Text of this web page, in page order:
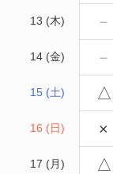
13 (木) －
14 (金) －
15 (土) △
16 (日) ×
17 (月) △